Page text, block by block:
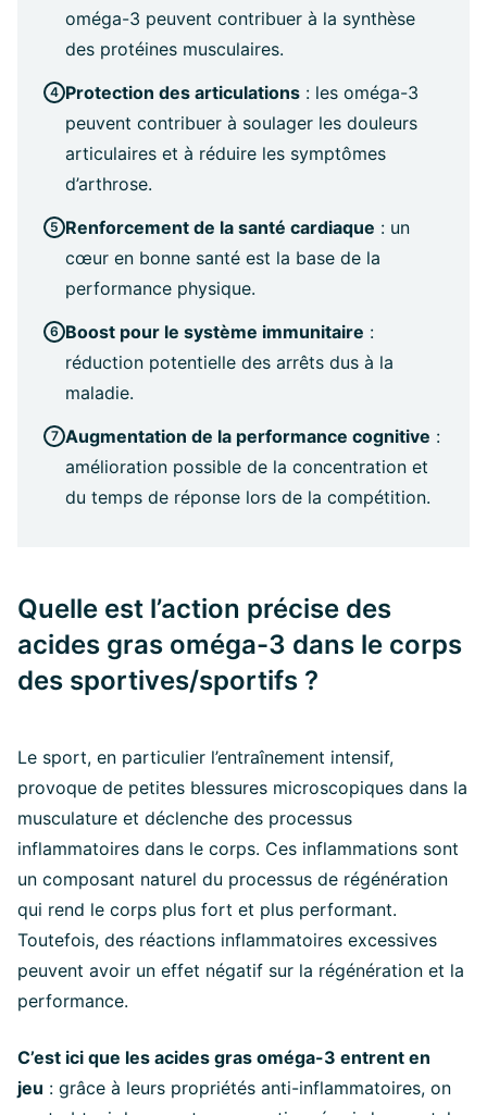
oméga-3 peuvent contribuer à la synthèse
des protéines musculaires.
Protection des articulations : les oméga-3
peuvent contribuer à soulager les douleurs
articulaires et à réduire les symptômes
d’arthrose.
Renforcement de la santé cardiaque : un
cœur en bonne santé est la base de la
performance physique.
Boost pour le système immunitaire :
réduction potentielle des arrêts dus à la
maladie.
Augmentation de la performance cognitive :
amélioration possible de la concentration et
du temps de réponse lors de la compétition.
Quelle est l’action précise des
acides gras oméga-3 dans le corps
des sportives/sportifs ?
Le sport, en particulier l’entraînement intensif,
provoque de petites blessures microscopiques dans la
musculature et déclenche des processus
inflammatoires dans le corps. Ces inflammations sont
un composant naturel du processus de régénération
qui rend le corps plus fort et plus performant.
Toutefois, des réactions inflammatoires excessives
peuvent avoir un effet négatif sur la régénération et la
performance.
C’est ici que les acides gras oméga-3 entrent en
jeu : grâce à leurs propriétés anti-inflammatoires, on